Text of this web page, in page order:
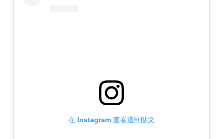
在 Instagram 查看這則貼文